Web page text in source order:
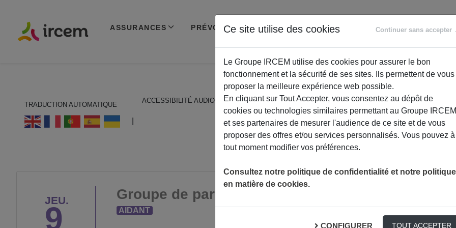
ASSURANCES PRÉVOYANCE RETRAITE
ACCOMPAGNEMENT
TRADUCTION AUTOMATIQUE
ACCESSIBILITÉ AUDIO
JEU.
9
Groupe de parole entre aidants – Thème libre
AIDANT
Ce site utilise des cookies Continuer sans accepter
Le Groupe IRCEM utilise des cookies pour assurer le bon
fonctionnement et la sécurité de ses sites. Ils permettent de vous
proposer la meilleure expérience web possible.
En cliquant sur Tout Accepter, vous consentez au dépôt de
cookies ou technologies similaires permettant au Groupe IRCEM
et ses partenaires de mesurer l'audience de ce site et de vous
proposer des offres et/ou services personnalisés. Vous pouvez à
tout moment modifier vos préférences.
Consultez notre politique de confidentialité et notre politique
en matière de cookies.
CONFIGURER TOUT ACCEPTER